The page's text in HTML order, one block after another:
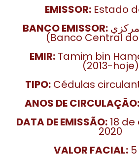
EMISSOR:Estado
BANCO EMISSOR:مصرف قطر المركزي
(Banco Central
EMIR:Tamim bin
(2013-hoje)
TIPO: Cédulas
ANOS DE CIRCULAÇÃO:
DATA DE EMISSÃO:18 de
2020
VALOR FACIAL:5